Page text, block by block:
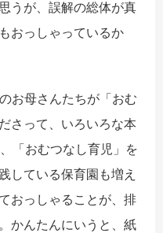
うが、誤解の総体が真
おっしゃっているか
お母さんたちが「おむ
さって、いろいろな本
、「おむつなし育児」を
している保育園も増え
おっしゃることが、排
かんたんにいうと、紙